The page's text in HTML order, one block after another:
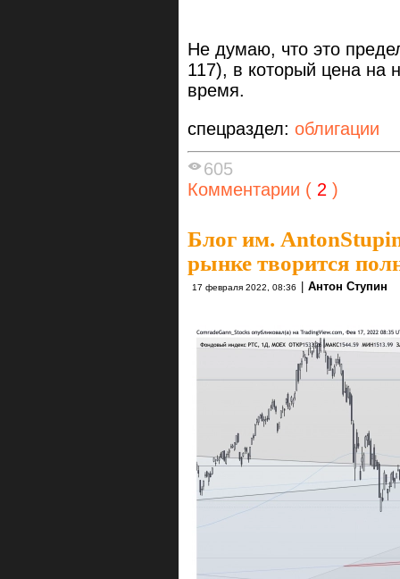
Не думаю, что это
117), в который цена
время.
спецраздел: облигации
605
Комментарии ( 2 )
Блог им.
рынке творится
17 февраля 2022, 08:36 | Антон Ступин